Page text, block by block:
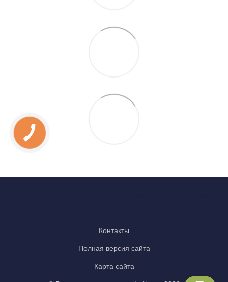
Контакты
Полная версия сайта
Карта сайта